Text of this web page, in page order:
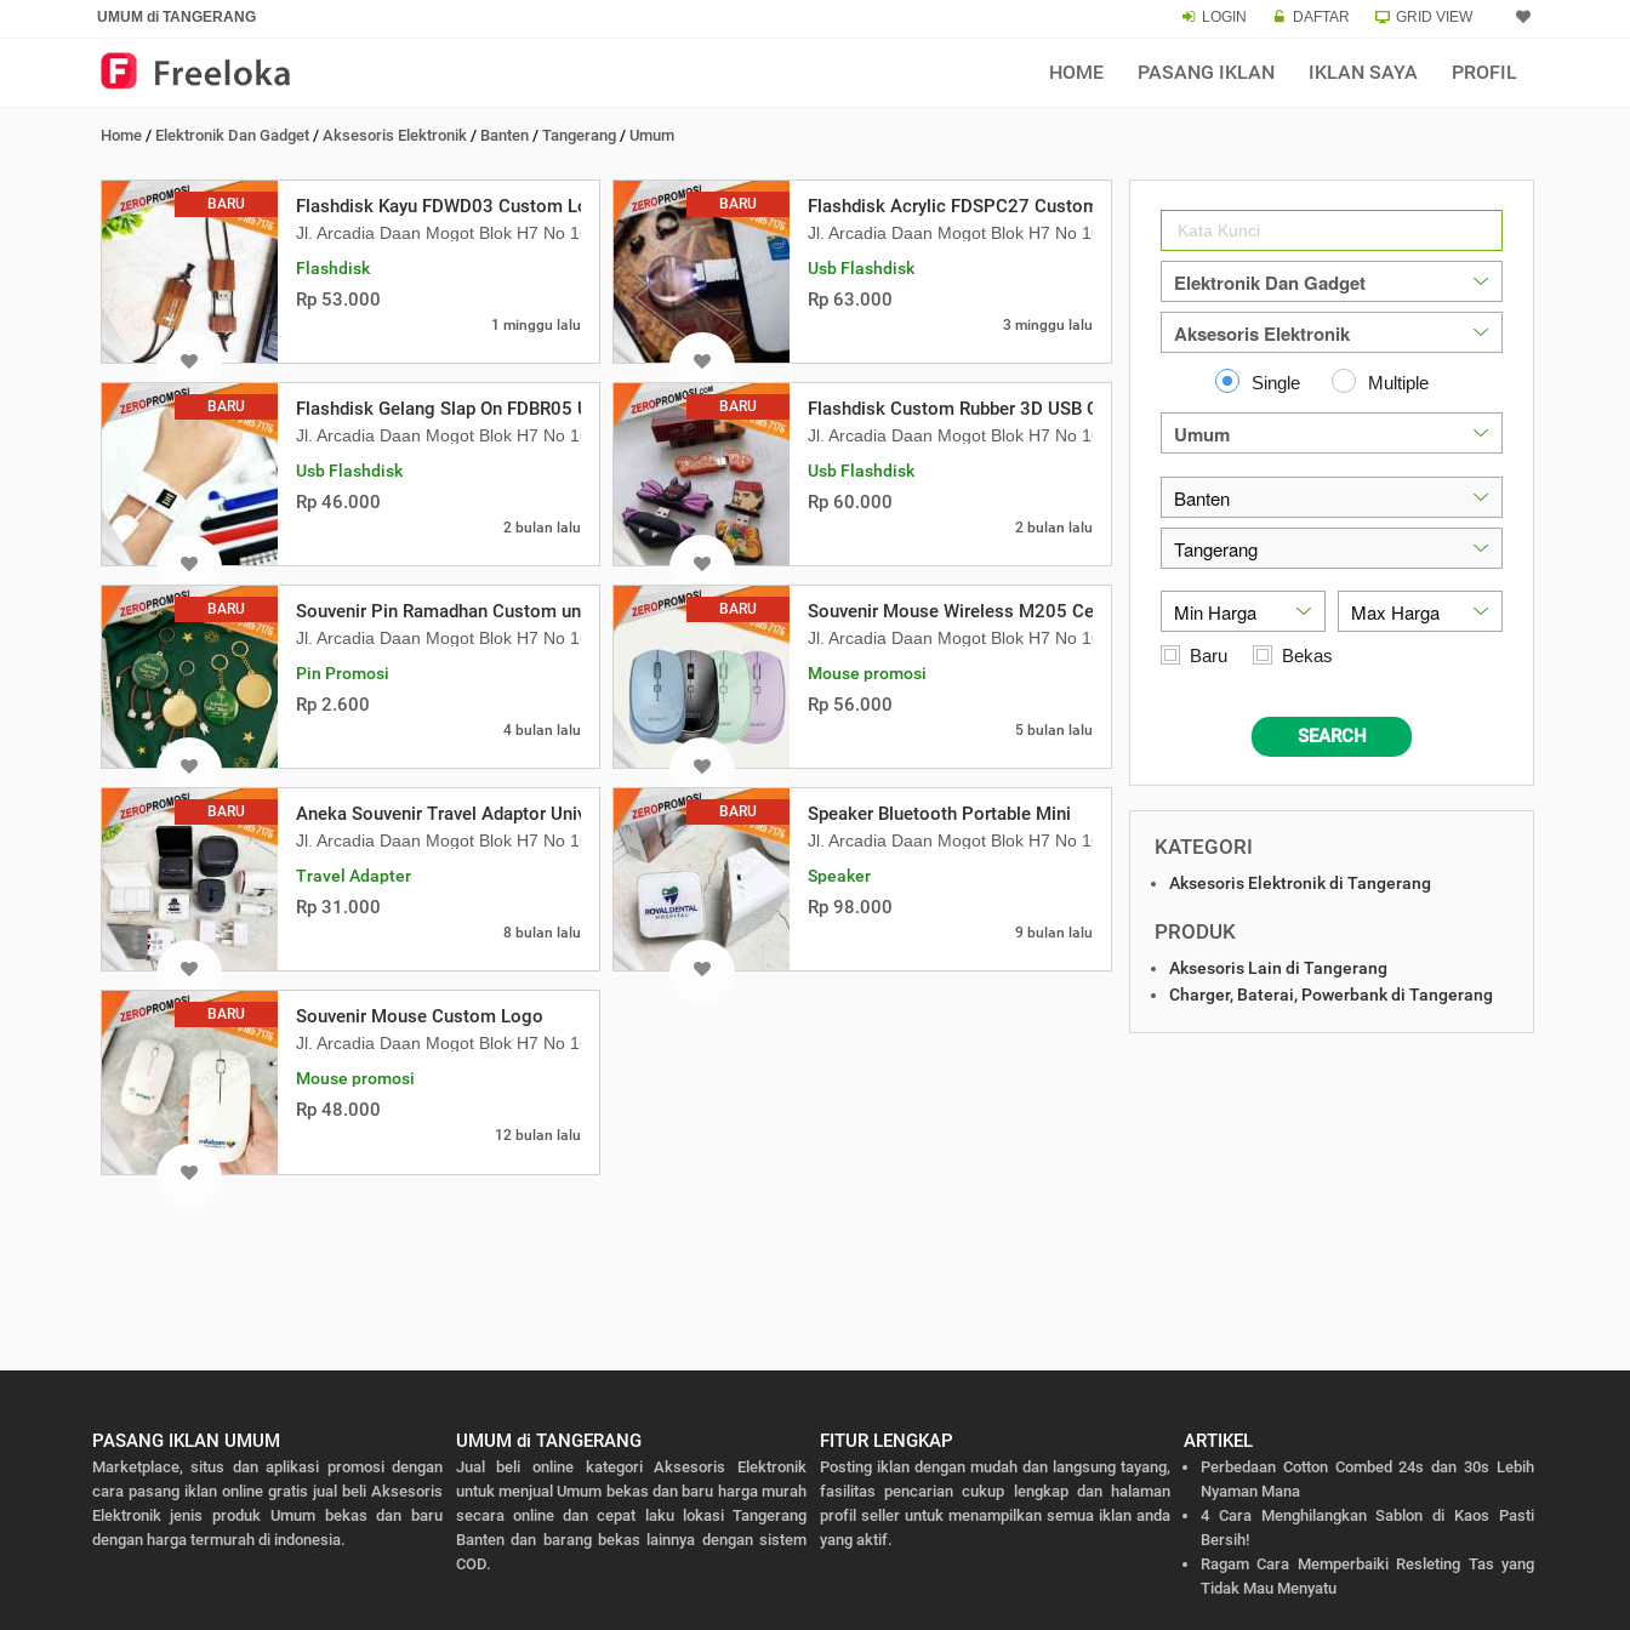
UMUM di TANGERANG LOGIN DAFTAR GRID VIEW
HOME PASANG IKLAN IKLAN SAYA PROFIL
Home / Elektronik Dan Gadget / Aksesoris Elektronik / Banten / Tangerang / Umum
BARU Flashdisk Kayu FDWD03 Custom Logo Souvenir USB Wood Series Ekskl
Jl. Arcadia Daan Mogot Blok H7 No 16 Daan Mogot Km 21. Kecamatan Batuceper Kota Tangerang, Banten 15122
Flashdisk
Rp 53.000
1 minggu lalu
BARU Flashdisk Acrylic FDSPC27 Custom Logo Souvenir USB Corporate Gift
Jl. Arcadia Daan Mogot Blok H7 No 16 Daan Mogot Km 21. Kecamatan Batuceper Kota Tangerang,
Usb Flashdisk
Rp 63.000
3 minggu lalu
BARU Flashdisk Gelang Slap On FDBR05 USB Bracelet Unik untuk Souveni
Jl. Arcadia Daan Mogot Blok H7 No 16 Daan Mogot Km 21. Kecamatan Batuceper Kota Tangerang, Banten 15122
Usb Flashdisk
Rp 46.000
2 bulan lalu
BARU Flashdisk Custom Rubber 3D USB Custom Logo Unik untuk Souvenir
Jl. Arcadia Daan Mogot Blok H7 No 16 Daan Mogot Km 21. Kecamatan Batuceper Kota Tangerang,
Usb Flashdisk
Rp 60.000
2 bulan lalu
BARU Souvenir Pin Ramadhan Custom untuk Idul Fitri
Jl. Arcadia Daan Mogot Blok H7 No 16 Daan Mogot Km 21. Kecamatan Batuceper Kota Tangerang, Banten 15122
Pin Promosi
Rp 2.600
4 bulan lalu
BARU Souvenir Mouse Wireless M205 Cetak Logo Custom
Jl. Arcadia Daan Mogot Blok H7 No 16 Daan Mogot Km 21. Kecamatan Batuceper Kota Tangerang,
Mouse promosi
Rp 56.000
5 bulan lalu
BARU Aneka Souvenir Travel Adaptor Universal Cetak Logo Termurah
Jl. Arcadia Daan Mogot Blok H7 No 16 Daan Mogot Km 21. Kecamatan Cetak Mug Keramik Bisa Custom Desain Souvenir Kantorbatuceper Kota Tangerang, Banten 15122
Travel Adapter
Rp 31.000
8 bulan lalu
BARU Speaker Bluetooth Portable Mini
Jl. Arcadia Daan Mogot Blok H7 No 16 Daan Mogot Km 21. Kecamatan Batuceper Kota Tangerang,
Speaker
Rp 98.000
9 bulan lalu
BARU Souvenir Mouse Custom Logo
Jl. Arcadia Daan Mogot Blok H7 No 16 Daan Mogot Km 21. Kecamatan Batuceper Kota Tangerang, Banten 15122
Mouse promosi
Rp 48.000
12 bulan lalu
Single Multiple
Baru Bekas
SEARCH
KATEGORI
Aksesoris Elektronik di Tangerang
PRODUK
Aksesoris Lain di Tangerang
Charger, Baterai, Powerbank di Tangerang
PASANG IKLAN UMUM
Marketplace, situs dan aplikasi promosi dengan
cara pasang iklan online gratis jual beli Aksesoris
Elektronik jenis produk Umum bekas dan baru
dengan harga termurah di indonesia.
UMUM di TANGERANG
Jual beli online kategori Aksesoris Elektronik
untuk menjual Umum bekas dan baru harga murah
secara online dan cepat laku lokasi Tangerang
Banten dan barang bekas lainnya dengan sistem
COD.
FITUR LENGKAP
Posting iklan dengan mudah dan langsung tayang,
fasilitas pencarian cukup lengkap dan halaman
profil seller untuk menampilkan semua iklan anda
yang aktif.
ARTIKEL
Perbedaan Cotton Combed 24s dan 30s Lebih
Nyaman Mana
4 Cara Menghilangkan Sablon di Kaos Pasti
Bersih!
Ragam Cara Memperbaiki Resleting Tas yang
Tidak Mau Menyatu